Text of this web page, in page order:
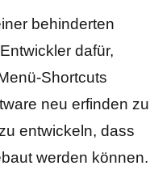
behinderten
dafür,
Shortcuts
neu erfinden zu
entwickeln, dass
werden können.